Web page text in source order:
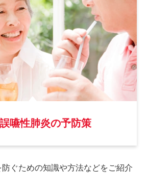
嚥性肺炎の予防策
ぐための知識や方法などをご紹介